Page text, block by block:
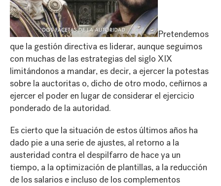
Pretendemos
que la gestión directiva es liderar, aunque seguimos
con muchas de las estrategias del siglo XIX
limitándonos a mandar, es decir, a ejercer la potestas
sobre la auctoritas o, dicho de otro modo, ceñirnos a
ejercer el poder en lugar de considerar el ejercicio
ponderado de la autoridad.
Es cierto que la situación de estos últimos años ha
dado pie a una serie de ajustes, al retorno a la
austeridad contra el despilfarro de hace ya un
tiempo, a la optimización de plantillas, a la reducción
de los salarios e incluso de los complementos